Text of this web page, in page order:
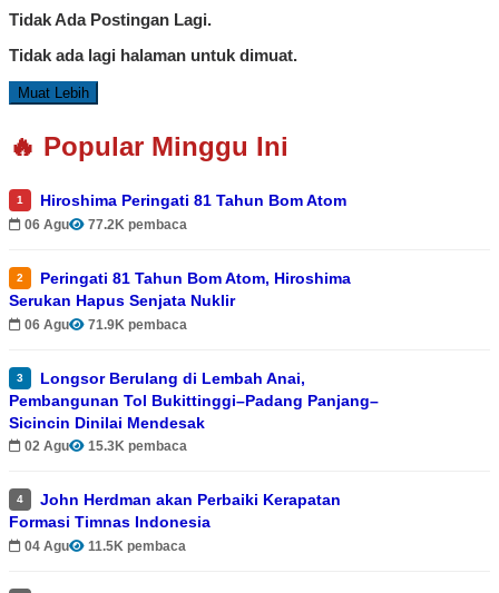
Tidak Ada Postingan Lagi.
Tidak ada lagi halaman untuk dimuat.
Muat Lebih
🔥 Popular Minggu Ini
1 Hiroshima Peringati 81 Tahun Bom Atom
06 Agu 77.2K pembaca
2
Peringati 81 Tahun Bom Atom, Hiroshima
Serukan Hapus Senjata Nuklir
06 Agu 71.9K pembaca
3
Longsor Berulang di Lembah Anai,
Pembangunan Tol Bukittinggi–Padang Panjang–
Sicincin Dinilai Mendesak
02 Agu 15.3K pembaca
4
John Herdman akan Perbaiki Kerapatan
Formasi Timnas Indonesia
04 Agu 11.5K pembaca